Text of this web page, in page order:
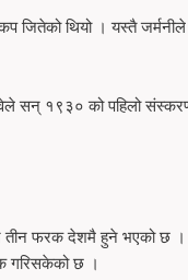
थियो । यस्तै
सन् १९३० को पहिलो
फरक देशमै हुने भएको छ ।
गरिसकेको छ ।